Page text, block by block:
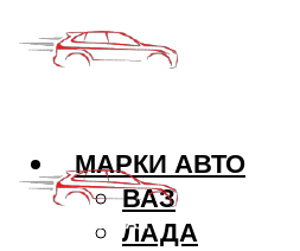
МАРКИ АВТО
ВАЗ
ЛАДА